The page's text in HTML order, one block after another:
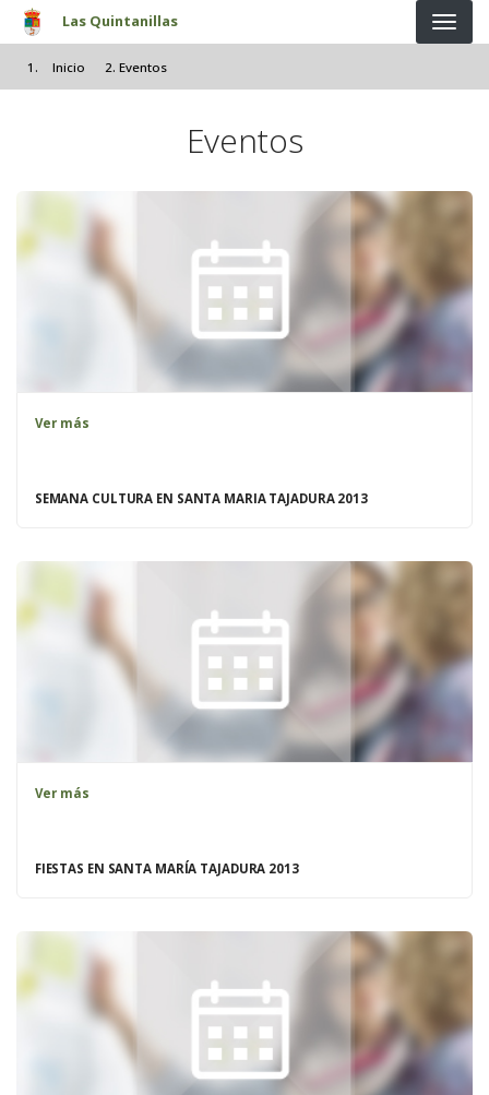
Pasar al contenido principal
Las Quintanillas
Inicio Eventos
Eventos
Ver más
SEMANA CULTURA EN SANTA MARIA TAJADURA 2013
Ver más
FIESTAS EN SANTA MARÍA TAJADURA 2013